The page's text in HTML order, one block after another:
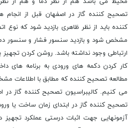
تصحیح کننده گاز در اصفهان قبل از انجام
کننده باید از نظر ظاهری بازدید شود که نوع
مشخص شود و بازدید سنسور فشار و سنسور دما
ارتباطی وجود نداشته باشد. روشن کردن
کار کردن دکمه های ورودی به برنامه های
مطالعه تصحیح کننده که مطابق با اطلاعات
می کنیم. کالیبراسیون تصحیح کننده گاز در
تصحیح کننده گاز در ابتدای زمان ساخت یا
آزمونهایی جهت اثبات درستی عملکرد